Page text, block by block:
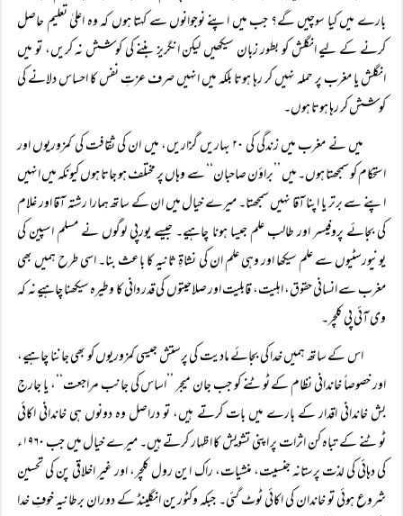
بارے میں کیا سوچیں گے؟ جب میں اپنے نوجوانوں سے کہتا ہوں کہ وہ اعلیٰ تعلیم حاصل
کرنے کے لیے انگلش کو بطور زبان سیکھیں لیکن انگریز بننے کی کوشش نہ کریں، تو میں
انگلش یا مغرب پر حملہ نہیں کر رہا ہوتا بلکہ میں انہیں صرف عزتِ نفس کا احساس دلانے کی
کوشش کر رہا ہوتا ہوں۔
میں نے مغرب میں زندگی کی ۲۰ بہاریں گزاریں، میں ان کی ثقافت کی کمزوریوں اور
استحکام کو سمجھتا ہوں۔ میں ’’براؤن صاحبان‘‘ سے وہاں پر مختلف ہو جاتا ہوں کیونکہ میں انہیں
اپنے سے برتر یا اپنا آقا نہیں سمجھتا۔ میرے خیال میں ان کے ساتھ ہمارا رشتہ آقا اور غلام
کی بجائے پروفیسر اور طالب علم جیسا ہونا چاہیے۔ جیسے یورپی لوگوں نے مسلم اسپین کی
یونیورسٹیوں سے علم سیکھا اور وہی علم ان کی نشاۃِ ثانیہ کا باعث بنا۔ اسی طرح ہمیں بھی
مغرب سے انسانی حقوق، اہلیت، قابلیت اور صلاحیتوں کی قدر دانی کا وطیرہ سیکھنا چاہیے نہ کہ
وی آئی پی کلچر۔
اس کے ساتھ ہمیں خدا کی بجائے مادیت کی پرستش جیسی کمزوریوں کو بھی جاننا چاہیے،
اور خصوصاً خاندانی نظام کے ٹوٹنے کو جب جان میجر ’’اساس کی جانب مراجعت‘‘، یا جارج
بش خاندانی اقدار کے بارے میں بات کرتے ہیں، تو دراصل وہ دونوں ہی خاندانی اکائی
ٹوٹنے کے تباہ کن اثرات پر اپنی تشویش کا اظہار کرتے ہیں۔ میرے خیال میں جب ۱۹۶۰ء
کی دہائی کی لذت پرستانہ جنسیت، منشیات، راک این رول کلچر، اور غیر اخلاقی پن کی تحسین
شروع ہوئی تو خاندان کی اکائی ٹوٹ گئی۔ جبکہ وکٹورین انگلینڈ کے دوران برطانیہ خوفِ خدا